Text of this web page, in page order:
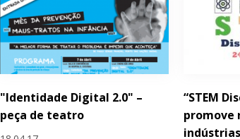
"Identidade Digital 2.0" –
peça de teatro
“STEM
promove